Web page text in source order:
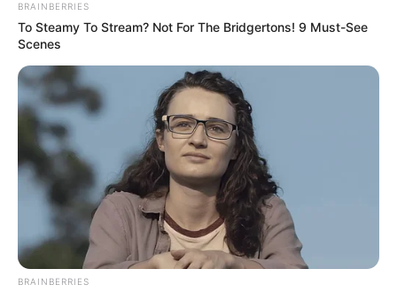
BRAINBERRIES
To Steamy To Stream? Not For The Bridgertons! 9 Must-See
Scenes
BRAINBERRIES